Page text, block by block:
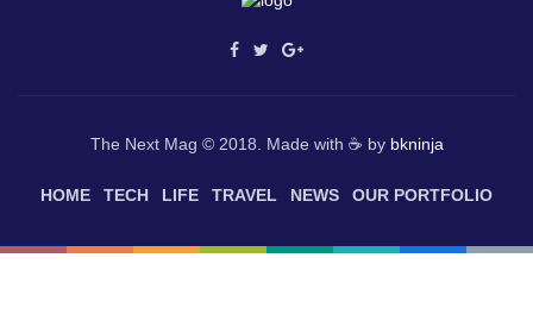
The Next Mag © 2018. Made with ☕ by bkninja
HOME TECH LIFE TRAVEL NEWS OUR PORTFOLIO